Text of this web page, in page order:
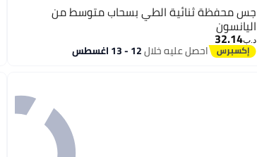
جس محفظة ثنائية الطي بسحاب متوسط ​​من
اليانسون
د.ب‏32.14
احصل عليه خلال12 - 13 اغسطس